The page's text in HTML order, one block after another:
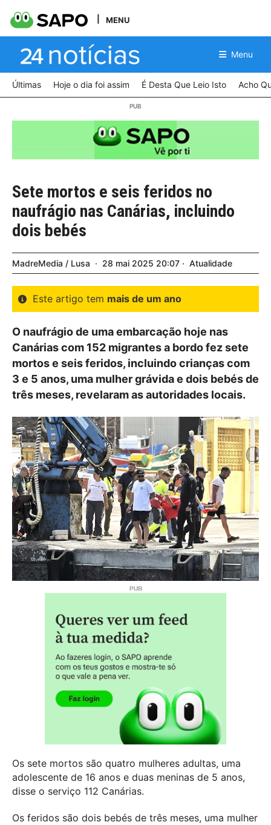
MENU
Menu
Últimas Hoje o dia foi assim É Desta Que Leio Isto Acho
Sete mortos e seis feridos no
naufrágio nas Canárias, incluindo
dois bebés
MadreMedia / Lusa 28 mai 2025 20:07 Atualidade
Este artigo tem mais de um ano
O naufrágio de uma embarcação hoje nas
Canárias com 152 migrantes a bordo fez sete
mortos e seis feridos, incluindo crianças com
3 e 5 anos, uma mulher grávida e dois bebés de
três meses, revelaram as autoridades locais.
Os sete mortos são quatro mulheres adultas, uma
adolescente de 16 anos e duas meninas de 5 anos,
disse o serviço 112 Canárias.
Os feridos são dois bebés de três meses, uma mulher